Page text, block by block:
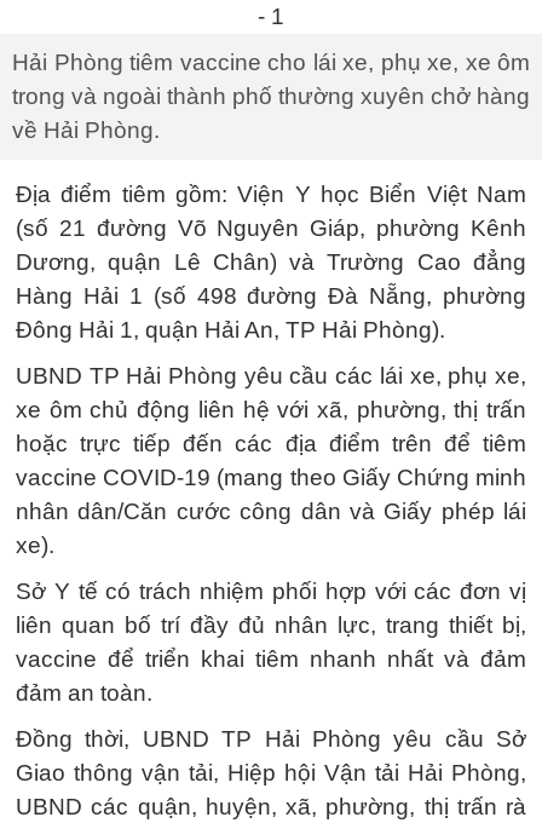
Hải Phòng tiêm vaccine cho lái xe, phụ xe, xe ôm
trong và ngoài thành phố thường xuyên chở hàng
về Hải Phòng.
Địa điểm tiêm gồm: Viện Y học Biển Việt Nam
(số 21 đường Võ Nguyên Giáp, phường Kênh
Dương, quận Lê Chân) và Trường Cao đẳng
Hàng Hải 1 (số 498 đường Đà Nẵng, phường
Đông Hải 1, quận Hải An, TP Hải Phòng).
UBND TP Hải Phòng yêu cầu các lái xe, phụ xe,
xe ôm chủ động liên hệ với xã, phường, thị trấn
hoặc trực tiếp đến các địa điểm trên để tiêm
vaccine COVID-19 (mang theo Giấy Chứng minh
nhân dân/Căn cước công dân và Giấy phép lái
xe).
Sở Y tế có trách nhiệm phối hợp với các đơn vị
liên quan bố trí đầy đủ nhân lực, trang thiết bị,
vaccine để triển khai tiêm nhanh nhất và đảm
đảm an toàn.
Đồng thời, UBND TP Hải Phòng yêu cầu Sở
Giao thông vận tải, Hiệp hội Vận tải Hải Phòng,
UBND các quận, huyện, xã, phường, thị trấn rà